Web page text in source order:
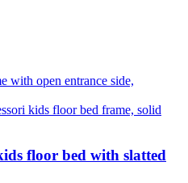
floor bed with slatted